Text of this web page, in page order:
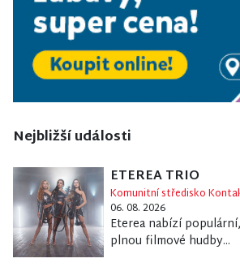
Nejbližší události
ETEREA TRIO
Komunitní středisko
06. 08. 2026
Eterea nabízí
plnou filmové hudby...